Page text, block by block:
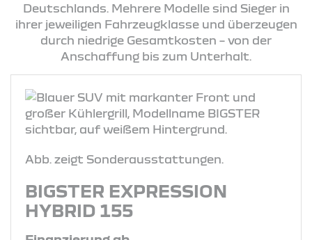
Deutschlands. Mehrere Modelle sind Sieger in
ihrer jeweiligen Fahrzeugklasse und überzeugen
durch niedrige Gesamtkosten – von der
Anschaffung bis zum Unterhalt.
Abb. zeigt Sonderausstattungen.
BIGSTER EXPRESSION
HYBRID 155